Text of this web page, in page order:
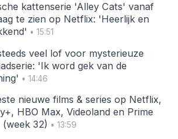
kattenserie 'Alley Cats' vanaf
te zien op Netflix: 'Heerlijk en
• 15:51
veel lof voor mysterieuze
'Ik word gek van de
• 14:46
nieuwe films & series op Netflix,
HBO Max, Videoland en Prime
(week 32) • 13:59